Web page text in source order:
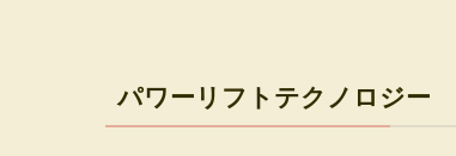
パワーリフトテクノロジー